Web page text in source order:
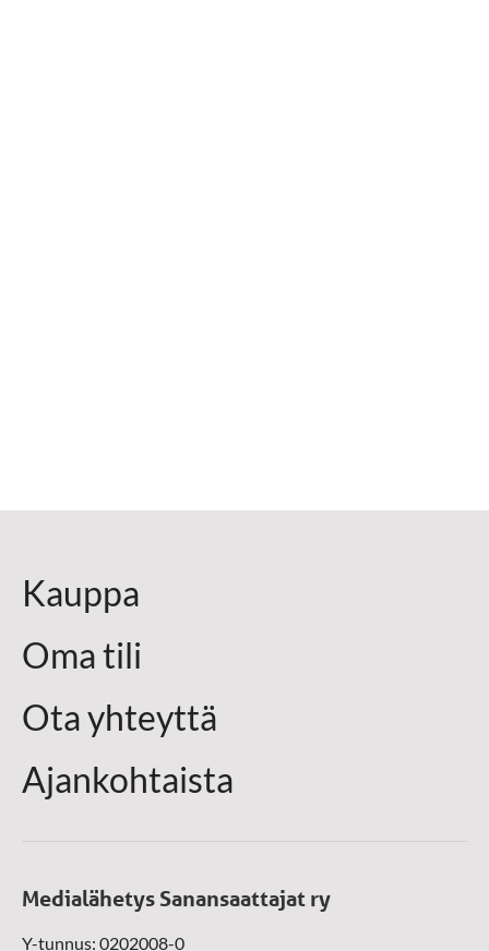
Kauppa
Oma tili
Ota yhteyttä
Ajankohtaista
Medialähetys Sanansaattajat ry
Y-tunnus: 0202008-0